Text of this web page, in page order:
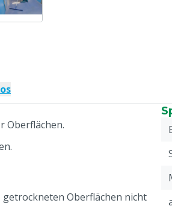
Oberflächen.
Oberflächen nicht